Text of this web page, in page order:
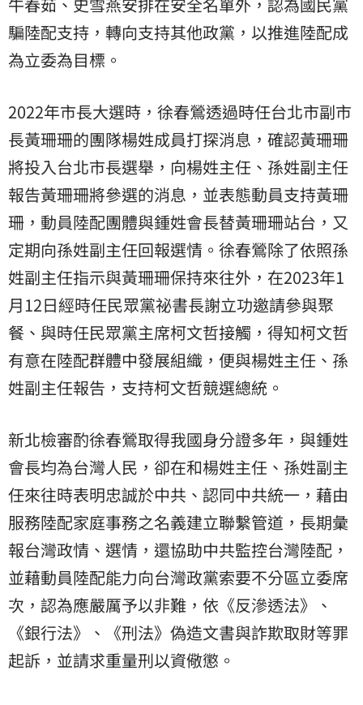
騙陸配支持，轉向支持其他政黨，以推進陸配成
為立委為目標。
2022年市長大選時，徐春鶯透過時任台北市副市
長黃珊珊的團隊楊姓成員打探消息，確認黃珊珊
將投入台北市長選舉，向楊姓主任、孫姓副主任
報告黃珊珊將參選的消息，並表態動員支持黃珊
珊，動員陸配團體與鍾姓會長替黃珊珊站台，又
定期向孫姓副主任回報選情。徐春鶯除了依照孫
姓副主任指示與黃珊珊保持來往外，在2023年1
月12日經時任民眾黨祕書長謝立功邀請參與聚
餐、與時任民眾黨主席柯文哲接觸，得知柯文哲
有意在陸配群體中發展組織，便與楊姓主任、孫
姓副主任報告，支持柯文哲競選總統。
新北檢審酌徐春鶯取得我國身分證多年，與鍾姓
會長均為台灣人民，卻在和楊姓主任、孫姓副主
任來往時表明忠誠於中共、認同中共統一，藉由
服務陸配家庭事務之名義建立聯繫管道，長期彙
報台灣政情、選情，還協助中共監控台灣陸配，
並藉動員陸配能力向台灣政黨索要不分區立委席
次，認為應嚴厲予以非難，依《反滲透法》、
《銀行法》、《刑法》偽造文書與詐欺取財等罪
起訴，並請求重量刑以資儆懲。